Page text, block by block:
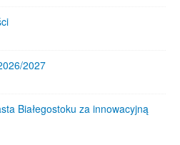
2027
Białegostoku za innowacyjną